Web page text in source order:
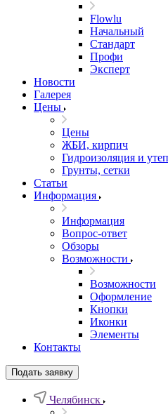
Flowlu
Начальный
Стандарт
Профи
Эксперт
Новости
Галерея
Цены
Цены
ЖБИ, кирпич
Гидроизоляция и
Грунты, сетки
Статьи
Информация
Информация
Вопрос-ответ
Обзоры
Возможности
Возможности
Оформление
Кнопки
Иконки
Элементы
Контакты
Подать заявку
Челябинск